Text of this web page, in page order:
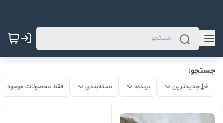
جستجو:
جدیدترین برندها دسته‌بندی فقط محصولات موجود